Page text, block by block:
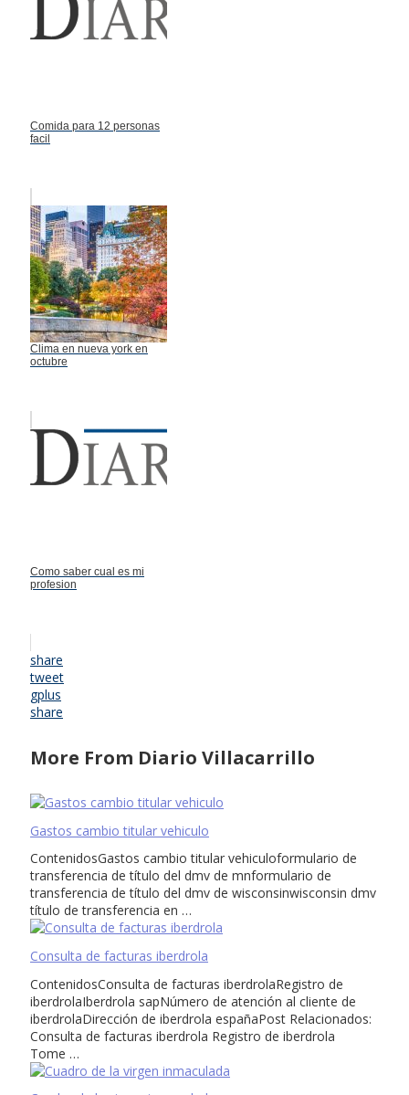
Comida para 12 personas
facil
Clima en nueva york en
octubre
Como saber cual es mi
profesion
share
tweet
gplus
share
More From Diario Villacarrillo
Gastos cambio titular vehiculo
ContenidosGastos cambio titular vehiculoformulario de
transferencia de título del dmv de mnformulario de
transferencia de título del dmv de wisconsinwisconsin dmv
título de transferencia en …
Consulta de facturas iberdrola
ContenidosConsulta de facturas iberdrolaRegistro de
iberdrolaIberdrola sapNúmero de atención al cliente de
iberdrolaDirección de iberdrola españaPost Relacionados:
Consulta de facturas iberdrola Registro de iberdrola
Tome …